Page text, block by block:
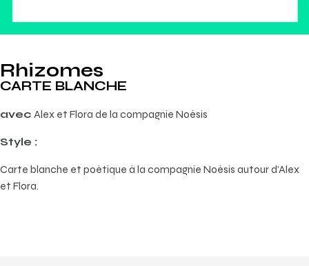
Rhizomes
CARTE BLANCHE
avec Alex et Flora de la compagnie Noésis
Style :
Carte blanche et poétique à la compagnie Noésis autour d’Alex
et Flora.